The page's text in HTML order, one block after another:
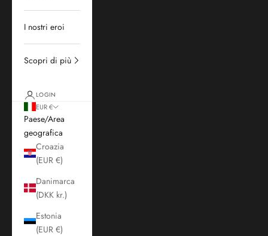
I nostri eroi
Scopri di più
LOGIN
EUR €
Paese/Area
geografica
Croazia
(EUR €)
Danimarca
(DKK kr.)
Estonia
(EUR €)